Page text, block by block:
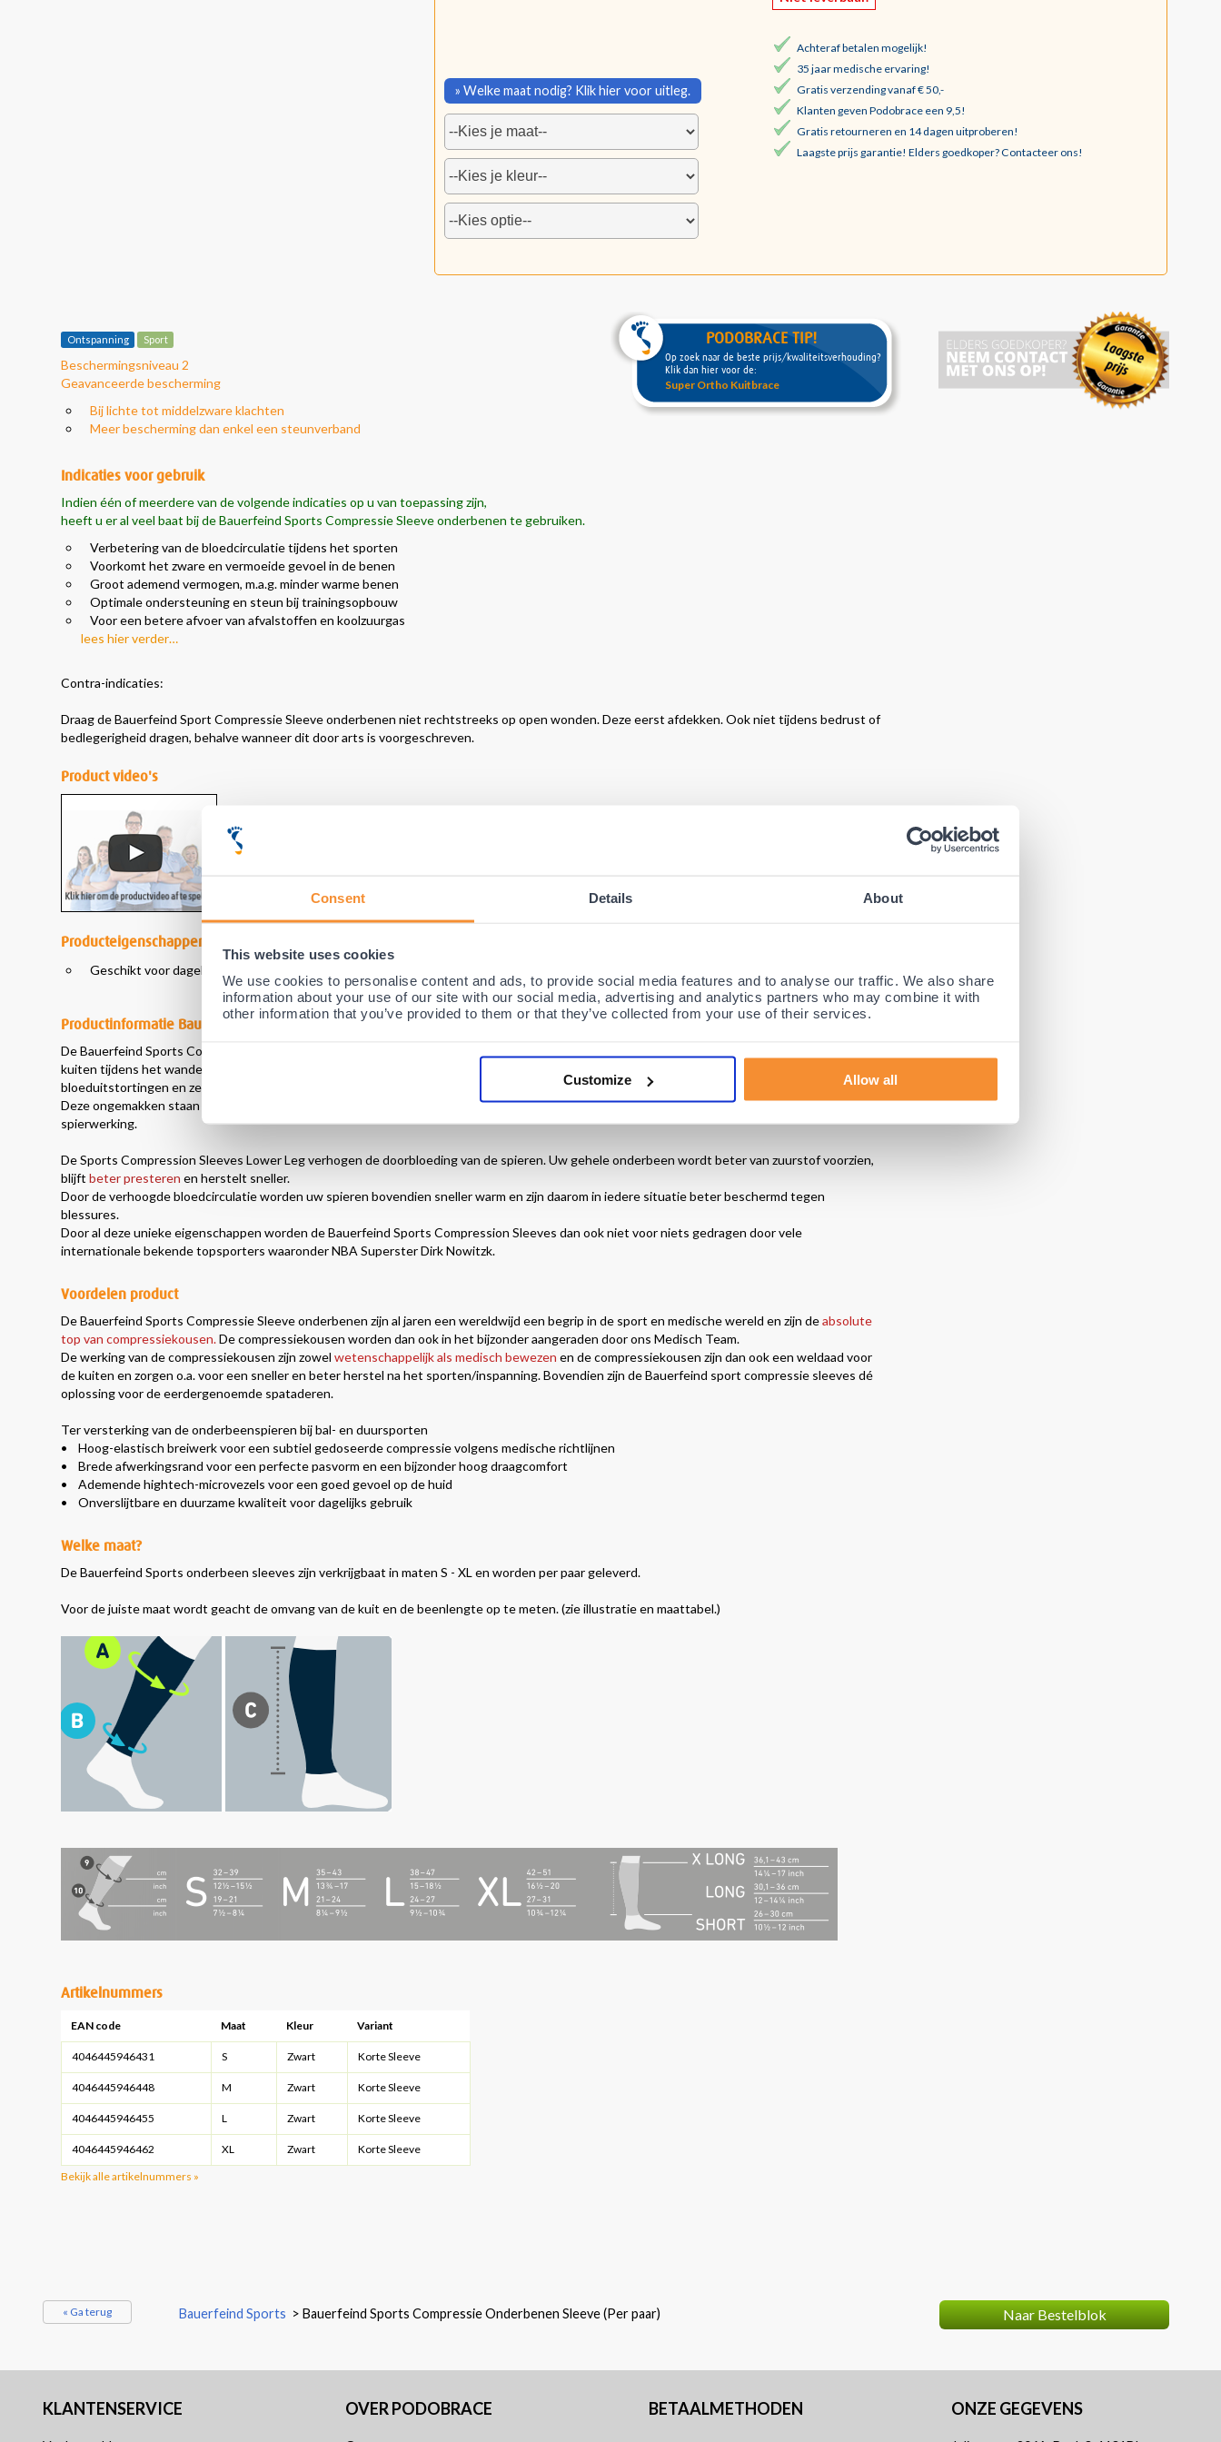
Consent Details About
This website uses cookies
We use cookies to personalise content and ads, to provide social media features and to analyse our traffic. We also share
information about your use of our site with our social media, advertising and analytics partners who may combine it with
other information that you’ve provided to them or that they’ve collected from your use of their services.
Customize Allow all
Achteraf betalen mogelijk!
35 jaar medische ervaring!
Gratis verzending vanaf € 50,-
Klanten geven Podobrace een 9,5!
Gratis retourneren en 14 dagen uitproberen!
Laagste prijs garantie! Elders goedkoper? Contacteer ons!
» Welke maat nodig? Klik hier voor uitleg.
PODOBRACE TIP!
Op zoek naar de beste prijs/kwaliteitsverhouding?
Klik dan hier voor de:
Super Ortho Kuitbrace
Ontspanning Sport
Beschermingsniveau 2
Geavanceerde bescherming
Bij lichte tot middelzware klachten
Meer bescherming dan enkel een steunverband
Indicaties voor gebruik
Indien één of meerdere van de volgende indicaties op u van toepassing zijn,
heeft u er al veel baat bij de Bauerfeind Sports Compressie Sleeve onderbenen te gebruiken.
Verbetering van de bloedcirculatie tijdens het sporten
Voorkomt het zware en vermoeide gevoel in de benen
Groot ademend vermogen, m.a.g. minder warme benen
Optimale ondersteuning en steun bij trainingsopbouw
Voor een betere afvoer van afvalstoffen en koolzuurgas
lees hier verder…
Contra-indicaties:
Draag de Bauerfeind Sport Compressie Sleeve onderbenen niet rechtstreeks op open wonden. Deze eerst afdekken. Ook niet tijdens bedrust of
bedlegerigheid dragen, behalve wanneer dit door arts is voorgeschreven.
Product video's
Producteigenschappen
Geschikt voor dagelijks gebruik en sport.
Productinformatie Bauerfeind Sports Compressie Onderbenen Sleeve (Per paar)
De Bauerfeind Sports Compressie Sleeve onderbeen Tubes worden gezien als
kuiten tijdens het wandelen, of voor blessures die u heeft opgelopen tijdens het hardlopen, zoals; shin splints, verkrampingen,
bloeduitstortingen en zelfs spataderen.
Deze ongemakken staan het plezier voor wandelaars, hardlopers en sporters al jaren in de weg. Met voelbare compressie ter verbetering van de
spierwerking.
De Sports Compression Sleeves Lower Leg verhogen de doorbloeding van de spieren. Uw gehele onderbeen wordt beter van zuurstof voorzien,
blijft beter presteren en herstelt sneller.
Door de verhoogde bloedcirculatie worden uw spieren bovendien sneller warm en zijn daarom in iedere situatie beter beschermd tegen
blessures.
Door al deze unieke eigenschappen worden de Bauerfeind Sports Compression Sleeves dan ook niet voor niets gedragen door vele
internationale bekende topsporters waaronder NBA Superster Dirk Nowitzk.
Voordelen product
De Bauerfeind Sports Compressie Sleeve onderbenen zijn al jaren een wereldwijd een begrip in de sport en medische wereld en zijn deabsolute
top van compressiekousen.De compressiekousen worden dan ook in het bijzonder aangeraden door ons Medisch Team.
De werking van de compressiekousen zijn zowel wetenschappelijk als medisch bewezen en de compressiekousen zijn dan ook een weldaad voor
de kuiten en zorgen o.a. voor een sneller en beter herstel na het sporten/inspanning. Bovendien zijn de Bauerfeind sport compressie sleeves dé
oplossing voor de eerdergenoemde spataderen.
Ter versterking van de onderbeenspieren bij bal- en duursporten
• Hoog-elastisch breiwerk voor een subtiel gedoseerde compressie volgens medische richtlijnen
• Brede afwerkingsrand voor een perfecte pasvorm en een bijzonder hoog draagcomfort
• Ademende hightech-microvezels voor een goed gevoel op de huid
• Onverslijtbare en duurzame kwaliteit voor dagelijks gebruik
Welke maat?
De Bauerfeind Sports onderbeen sleeves zijn verkrijgbaat in maten S - XL en worden per paar geleverd.
Voor de juiste maat wordt geacht de omvang van de kuit en de beenlengte op te meten. (zie illustratie en maattabel.)
Artikelnummers
EAN code Maat Kleur Variant
4046445946431 S Zwart Korte Sleeve
4046445946448 M Zwart Korte Sleeve
4046445946455 L Zwart Korte Sleeve
4046445946462 XL Zwart
Korte Sleeve
Bekijk alle artikelnummers »
Naar Bestelblok
« Ga terug Bauerfeind Sports > Bauerfeind Sports Compressie Onderbenen Sleeve (Per paar)
KLANTENSERVICE OVER PODOBRACE BETAALMETHODEN ONZE GEGEVENS